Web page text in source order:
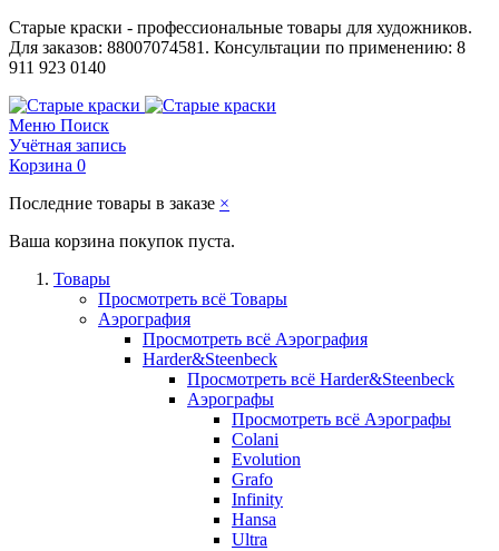
Старые краски - профессиональные товары для художников.
Для заказов: 88007074581. Консультации по применению: 8
911 923 0140
Меню Поиск
Учётная запись
Корзина 0
Последние товары в заказе ×
Ваша корзина покупок пуста.
Товары
Просмотреть всё Товары
Аэрография
Просмотреть всё Аэрография
Harder&Steenbeck
Просмотреть всё Harder&Steenbeck
Аэрографы
Просмотреть всё Аэрографы
Colani
Evolution
Grafo
Infinity
Hansa
Ultra